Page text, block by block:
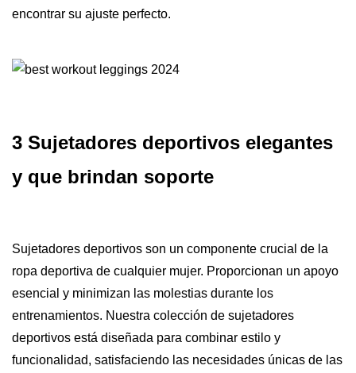
encontrar su ajuste perfecto.
3 Sujetadores deportivos elegantes
y que brindan soporte
Sujetadores deportivos son un componente crucial de la
ropa deportiva de cualquier mujer. Proporcionan un apoyo
esencial y minimizan las molestias durante los
entrenamientos. Nuestra colección de sujetadores
deportivos está diseñada para combinar estilo y
funcionalidad, satisfaciendo las necesidades únicas de las